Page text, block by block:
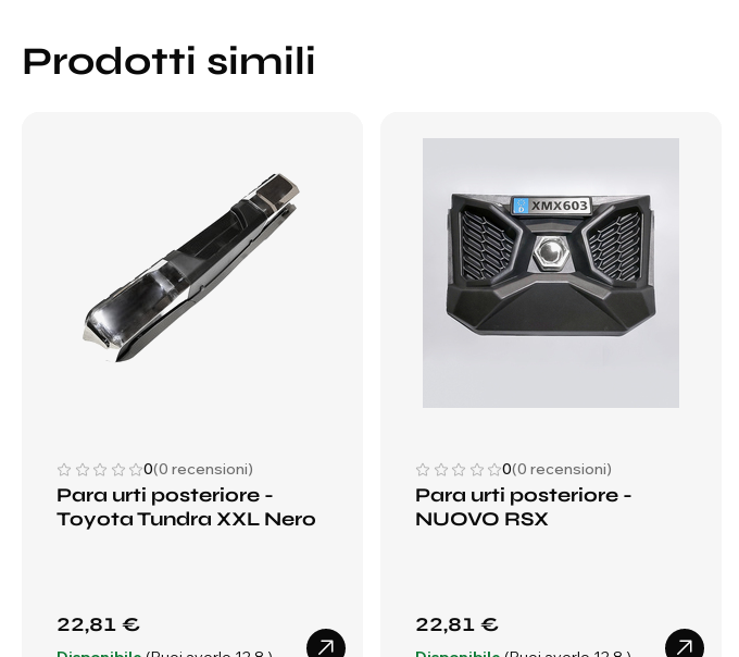
Prodotti simili
0(0 recensioni)
Para urti posteriore -
Toyota Tundra XXL Nero
22,81 €
0(0 recensioni)
Para urti posteriore -
NUOVO RSX
22,81 €